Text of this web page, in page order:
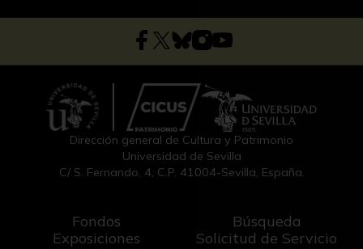
Dirección general de Cultura y Patrimonio
Universidad de Sevilla
C/ S. Fernando, 4, C.P. 41004-Sevilla, España.
Fondos
Exposiciones
Búsqueda
Solicitud de Servicio